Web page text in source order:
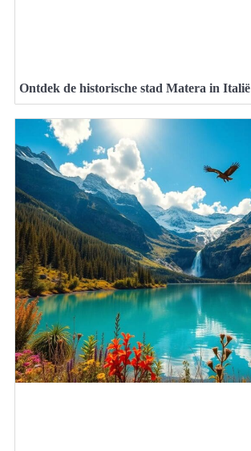
Ontdek de historische stad Matera in Italië